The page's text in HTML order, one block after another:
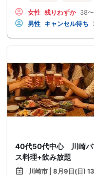
女性 残りわずか 38
男性 キャンセル待ち
40代50代中心 川崎
ス料理+飲み放題
川崎市 | 8月9日(日)